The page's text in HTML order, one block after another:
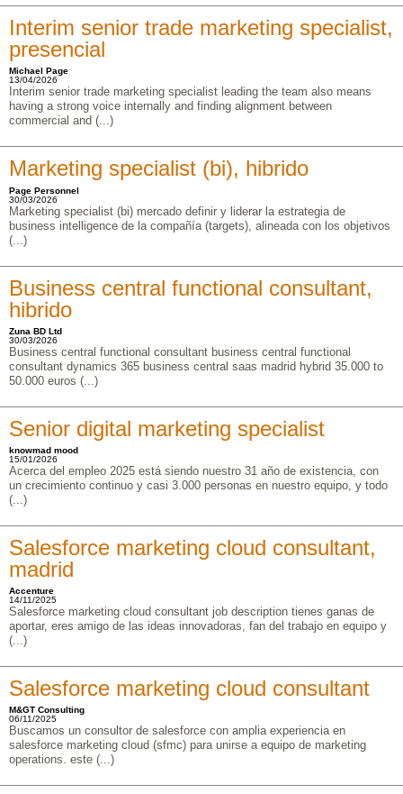
Interim senior trade marketing specialist,
presencial
Michael Page
13/04/2026
Interim senior trade marketing specialist leading the team also means
having a strong voice internally and finding alignment between
commercial and (...)
Marketing specialist (bi), hibrido
Page Personnel
30/03/2026
Marketing specialist (bi) mercado definir y liderar la estrategia de
business intelligence de la compañía (targets), alineada con los objetivos
(...)
Business central functional consultant,
hibrido
Zuna BD Ltd
30/03/2026
Business central functional consultant business central functional
consultant dynamics 365 business central saas madrid hybrid 35.000 to
50.000 euros (...)
Senior digital marketing specialist
knowmad mood
15/01/2026
Acerca del empleo 2025 está siendo nuestro 31 año de existencia, con
un crecimiento continuo y casi 3.000 personas en nuestro equipo, y todo
(...)
Salesforce marketing cloud consultant,
madrid
Accenture
14/11/2025
Salesforce marketing cloud consultant job description tienes ganas de
aportar, eres amigo de las ideas innovadoras, fan del trabajo en equipo y
(...)
Salesforce marketing cloud consultant
M&GT Consulting
06/11/2025
Buscamos un consultor de salesforce con amplia experiencia en
salesforce marketing cloud (sfmc) para unirse a equipo de marketing
operations. este (...)